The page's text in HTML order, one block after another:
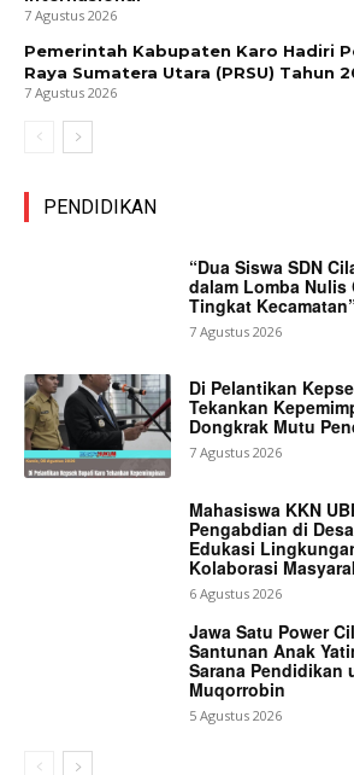
7 Agustus 2026
Pemerintah Kabupaten Karo Hadiri
Raya Sumatera Utara (PRSU) Tahun
7 Agustus 2026
PENDIDIKAN
“Dua Siswa SDN
dalam Lomba Nulis
Tingkat
7 Agustus 2026
Di Pelantikan
Tekankan
Dongkrak Mutu
7 Agustus 2026
Mahasiswa KKN
Pengabdian di
Edukasi
Kolaborasi
6 Agustus 2026
Jawa Satu Power
Santunan Anak
Sarana Pendidikan
Muqorrobin
5 Agustus 2026